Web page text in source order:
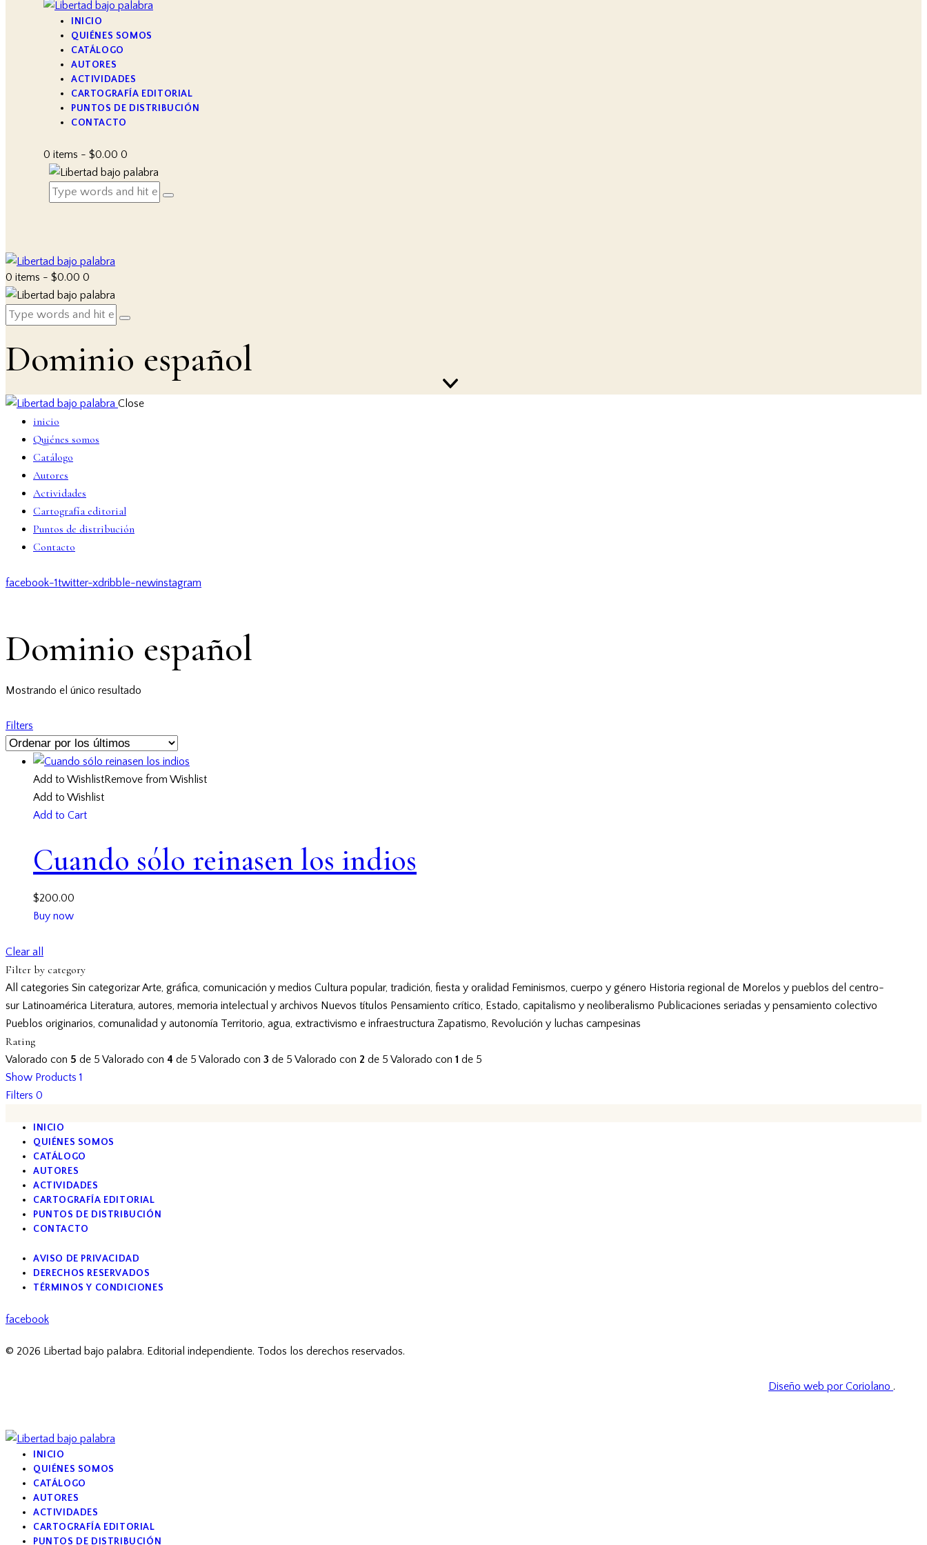
INICIO
QUIÉNES SOMOS
CATÁLOGO
AUTORES
ACTIVIDADES
CARTOGRAFÍA EDITORIAL
PUNTOS DE DISTRIBUCIÓN
CONTACTO
0 items - $0.00 0
0 items - $0.00 0
Dominio español
Close
inicio
Quiénes somos
Catálogo
Autores
Actividades
Cartografía editorial
Puntos de distribución
Contacto
facebook-1twitter-xdribble-newinstagram
Dominio español
Mostrando el único resultado
Filters
Add to WishlistRemove from Wishlist
Add to Wishlist
Add to Cart
Cuando sólo reinasen los indios
$200.00
Buy now
Clear all
Filter by category
All categories Sin categorizarArte, gráfica, comunicación y medios Cultura popular, tradición, fiesta y oralidad Feminismos, cuerpo y género Historia regional de Morelos y pueblos del centro-
sur Latinoamérica Literatura, autores, memoria intelectual y archivos Nuevos títulos Pensamiento crítico, Estado, capitalismo y neoliberalismo Publicaciones seriadas y pensamiento colectivo
Pueblos originarios, comunalidad y autonomía Territorio, agua, extractivismo e infraestructura Zapatismo, Revolución y luchas campesinas
Rating
Valorado con 5 de 5 Valorado con 4 de 5 Valorado con 3 de 5 Valorado con 2 de 5 Valorado con 1 de 5
Show Products 1
Filters 0
INICIO
QUIÉNES SOMOS
CATÁLOGO
AUTORES
ACTIVIDADES
CARTOGRAFÍA EDITORIAL
PUNTOS DE DISTRIBUCIÓN
CONTACTO
AVISO DE PRIVACIDAD
DERECHOS RESERVADOS
TÉRMINOS Y CONDICIONES
facebook
© 2026 Libertad bajo palabra. Editorial independiente. Todos los derechos reservados.
Diseño web por Coriolano .
INICIO
QUIÉNES SOMOS
CATÁLOGO
AUTORES
ACTIVIDADES
CARTOGRAFÍA EDITORIAL
PUNTOS DE DISTRIBUCIÓN